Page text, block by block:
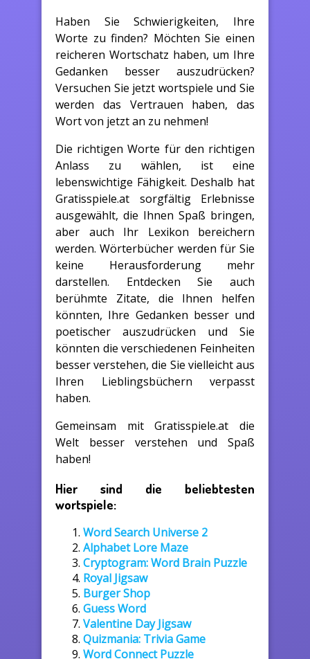
Haben Sie Schwierigkeiten, Ihre
Worte zu finden? Möchten Sie einen
reicheren Wortschatz haben, um Ihre
Gedanken besser auszudrücken?
Versuchen Sie jetzt wortspiele und Sie
werden das Vertrauen haben, das
Wort von jetzt an zu nehmen!
Die richtigen Worte für den richtigen
Anlass zu wählen, ist eine
lebenswichtige Fähigkeit. Deshalb hat
Gratisspiele.at sorgfältig Erlebnisse
ausgewählt, die Ihnen Spaß bringen,
aber auch Ihr Lexikon bereichern
werden. Wörterbücher werden für Sie
keine Herausforderung mehr
darstellen. Entdecken Sie auch
berühmte Zitate, die Ihnen helfen
könnten, Ihre Gedanken besser und
poetischer auszudrücken und Sie
könnten die verschiedenen Feinheiten
besser verstehen, die Sie vielleicht aus
Ihren Lieblingsbüchern verpasst
haben.
Gemeinsam mit Gratisspiele.at die
Welt besser verstehen und Spaß
haben!
Hier sind die beliebtesten
wortspiele:
Word Search Universe 2
Alphabet Lore Maze
Cryptogram: Word Brain Puzzle
Royal Jigsaw
Burger Shop
Guess Word
Valentine Day Jigsaw
Quizmania: Trivia Game
Word Connect Puzzle